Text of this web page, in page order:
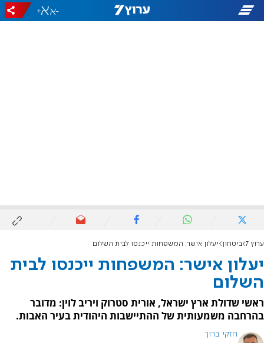
-
+
ערוץ 7 ביטחון יעלון אישר: המשפחות ייכנסו לבית השלום
יעלון אישר: המשפחות ייכנסו לבית
השלום
ראשי שדולת ארץ ישראל, אורית סטרוק ויריב לוין: מדובר
בהרחבה משמעותית של ההתיישבות היהודית בעיר האבות.
חזקי ברוך